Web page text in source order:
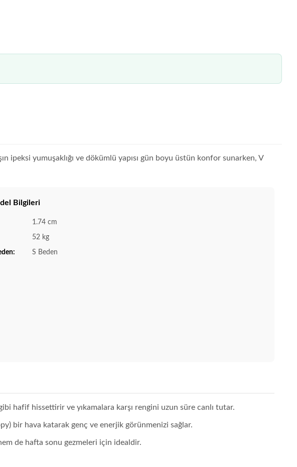
yumuşaklığı ve dökümlü yapısı gün boyu üstün konfor sunarken, V
Bilgileri
1.74 cm
52 kg
S Beden
hafif hissettirir ve yıkamalara karşı rengini uzun süre canlı tutar.
bir hava katarak genç ve enerjik görünmenizi sağlar.
de hafta sonu gezmeleri için idealdir.